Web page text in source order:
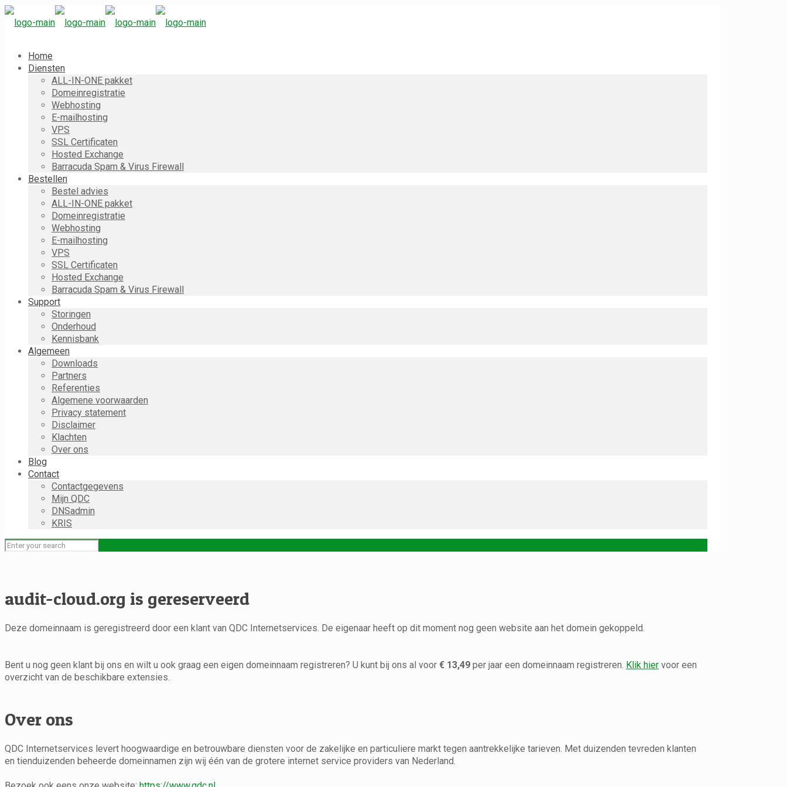
Home
Diensten
ALL-IN-ONE pakket
Domeinregistratie
Webhosting
E-mailhosting
VPS
SSL Certificaten
Hosted Exchange
Barracuda Spam & Virus Firewall
Bestellen
Bestel advies
ALL-IN-ONE pakket
Domeinregistratie
Webhosting
E-mailhosting
VPS
SSL Certificaten
Hosted Exchange
Barracuda Spam & Virus Firewall
Support
Storingen
Onderhoud
Kennisbank
Algemeen
Downloads
Partners
Referenties
Algemene voorwaarden
Privacy statement
Disclaimer
Klachten
Over ons
Blog
Contact
Contactgegevens
Mijn QDC
DNSadmin
KRIS
audit-cloud.org is gereserveerd
Deze domeinnaam is geregistreerd door een klant van QDC Internetservices. De eigenaar heeft op dit moment nog geen website aan het domein gekoppeld.
Bent u nog geen klant bij ons en wilt u ook graag een eigen domeinnaam registreren? U kunt bij ons al voor € 13,49 per jaar een domeinnaam registreren. Klik hier voor een
overzicht van de beschikbare extensies.
Over ons
QDC Internetservices levert hoogwaardige en betrouwbare diensten voor de zakelijke en particuliere markt tegen aantrekkelijke tarieven. Met duizenden tevreden klanten
en tienduizenden beheerde domeinnamen zijn wij één van de grotere internet service providers van Nederland.